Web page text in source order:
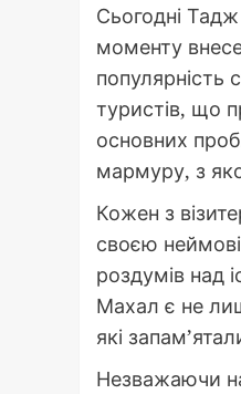
Сьогодні
моменту
туристів, що
основних
мармуру, з
Кожен з
своєю
роздумів над
Махал є не
які
Незважаючи